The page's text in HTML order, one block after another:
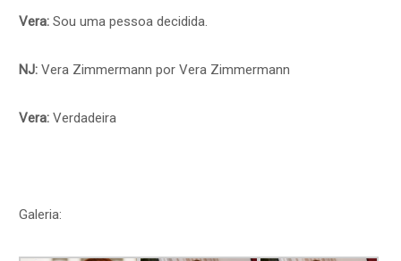
Vera: Sou uma pessoa decidida.
NJ: Vera Zimmermann por Vera Zimmermann
Vera: Verdadeira
Galeria: